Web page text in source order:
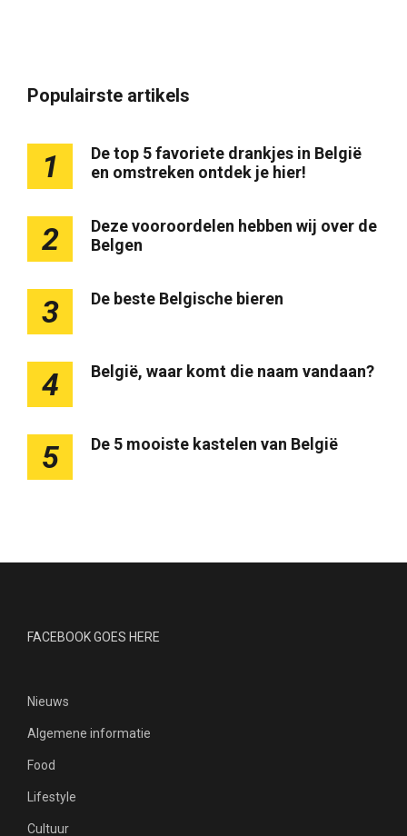
Populairste artikels
1
De top 5 favoriete drankjes in België
en omstreken ontdek je hier!
2
Deze vooroordelen hebben wij over de
Belgen
3 De beste Belgische bieren
4 België, waar komt die naam vandaan?
5 De 5 mooiste kastelen van België
FACEBOOK GOES HERE
Nieuws
Algemene informatie
Food
Lifestyle
Cultuur